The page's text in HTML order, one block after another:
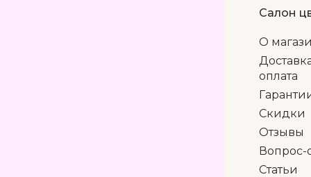
Салон
О
оплата
Скидки
Отзывы
Вопрос-
Статьи